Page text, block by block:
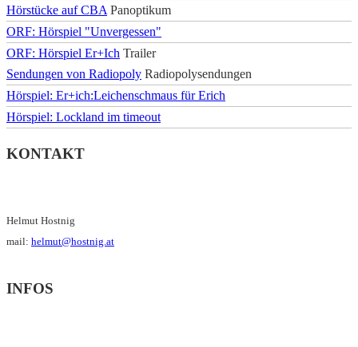
Hörstücke auf CBA Panoptikum
ORF: Hörspiel "Unvergessen"
ORF: Hörspiel Er+Ich Trailer
Sendungen von Radiopoly Radiopolysendungen
Hörspiel: Er+ich:Leichenschmaus für Erich
Hörspiel: Lockland im timeout
KONTAKT
Helmut Hostnig
mail: helmut@hostnig.at
INFOS